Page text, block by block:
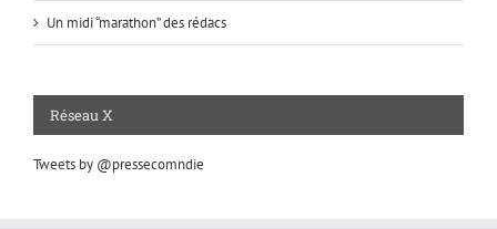
Un midi “marathon” des rédacs
Réseau X
Tweets by @pressecomndie